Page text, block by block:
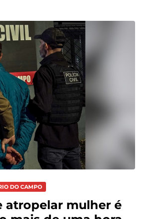
DO CAMPO
atropelar mulher é